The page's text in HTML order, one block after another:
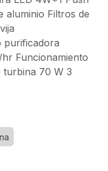
aluminio Filtros de
purificadora
Funcionamiento
70 W 3